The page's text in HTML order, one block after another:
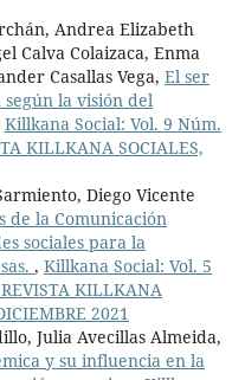
Andrea Elizabeth
Calva Colaizaca, Enma
Casallas Vega, El ser
la visión del
Killkana Social: Vol. 9 Núm.
KILLKANA SOCIALES,
Diego Vicente
de la Comunicación
sociales para la
, Killkana Social: Vol. 5
KILLKANA
2021
Julia Avecillas Almeida,
y su influencia en la